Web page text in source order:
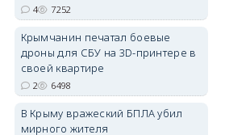
электроснабжение
Губернатор Севастополя
рассказал о перспективах
4 7252
Крымчанин печатал боевые
дроны для СБУ на 3D-принтере в
своей квартире
2 6498
В Крыму вражеский БПЛА убил
мирного жителя